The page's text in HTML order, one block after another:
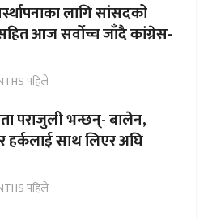
लागि सांसदको
आज सर्वोच्च जाँदै कांग्रेस-
पहिले
पराजुली भन्छन्- बालेन,
हर्कलाई साथ लिएर अघि
पहिले